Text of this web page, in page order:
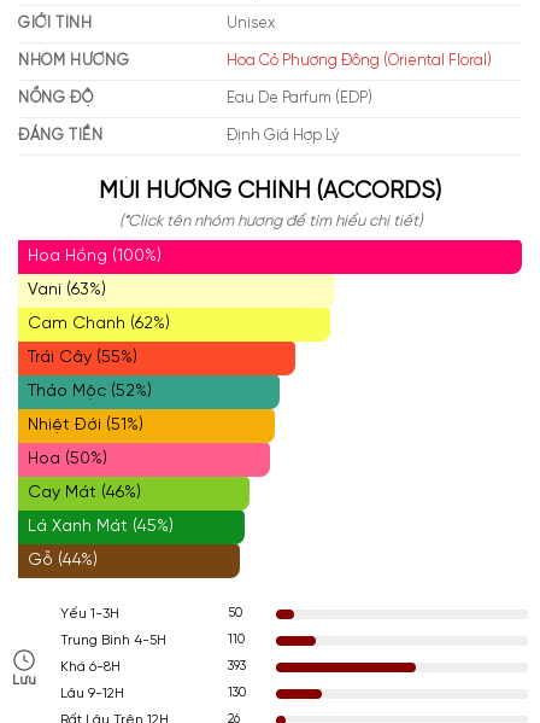
GIỚI TÍNH Unisex
NHÓM HƯƠNG Hoa Cỏ Phương Đông (Oriental Floral)
NỒNG ĐỘ Eau De Parfum (EDP)
ĐÁNG TIỀN Định Giá Hợp Lý
MÙI HƯƠNG CHÍNH (ACCORDS)
(*Click tên nhóm hương để tìm hiểu chi tiết)
Hoa Hồng (100%)
Vani (63%)
Cam Chanh (62%)
Trái Cây (55%)
Thảo Mộc (52%)
Nhiệt Đới (51%)
Hoa (50%)
Cay Mát (46%)
Lá Xanh Mát (45%)
Gỗ (44%)
Lưu
Yếu 1-3H
50
Trung Bình 4-5H
110
Khá 6-8H
393
Lâu 9-12H
130
26